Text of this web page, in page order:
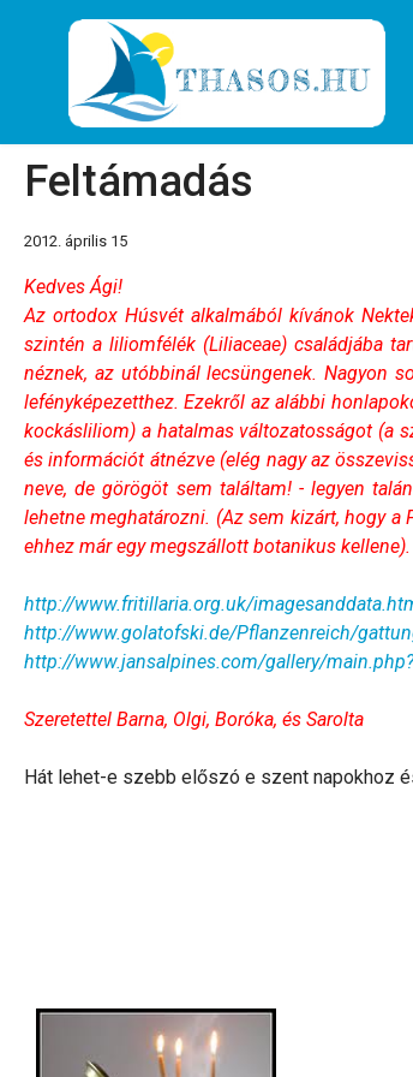
Feltámadás
2012. április 15
Kedves Ági!
Az ortodox Húsvét alkalmából kívánok
szintén a liliomfélék (Liliaceae) családjába
néznek, az utóbbinál lecsüngenek. Nagyon
lefényképezetthez. Ezekről az alábbi
kockásliliom) a hatalmas változatosságot (a
és információt átnézve (elég nagy az
neve, de görögöt sem találtam! - legyen
lehetne meghatározni. (Az sem kizárt, hogy
ehhez már egy megszállott botanikus kellene).
http://www.fritillaria.org.uk/
http://www.golatofski.de/Pflanzenreich/
http://www.jansalpines.com/gallery/
Szeretettel Barna, Olgi, Boróka, és Sarolta
Hát lehet-e szebb előszó e szent napokhoz